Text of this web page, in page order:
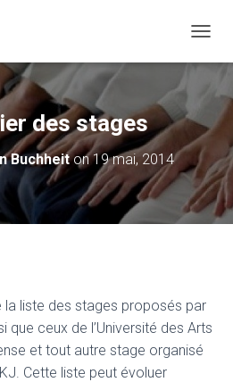
des stages
Buchheiton19 mai, 2014
la liste des stages proposés par
que ceux de l’Université des Arts
et tout autre stage organisé
Cette liste peut évoluer